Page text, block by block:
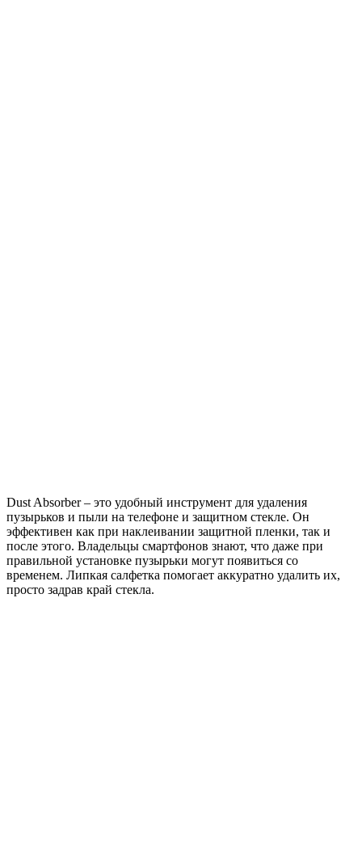
Dust Absorber – это удобный инструмент для удаления
пузырьков и пыли на телефоне и защитном стекле. Он
эффективен как при наклеивании защитной пленки, так и
после этого. Владельцы смартфонов знают, что даже при
правильной установке пузырьки могут появиться со
временем. Липкая салфетка помогает аккуратно удалить их,
просто задрав край стекла.